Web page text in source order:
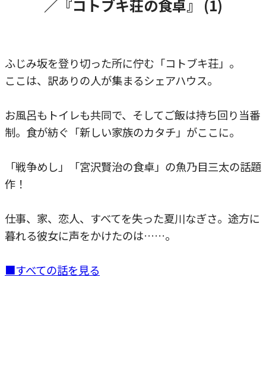
／『コトブキ荘の食卓』 (1)
ふじみ坂を登り切った所に佇む「コトブキ荘」。
ここは、訳ありの人が集まるシェアハウス。
お風呂もトイレも共同で、そしてご飯は持ち回り当番
制。食が紡ぐ「新しい家族のカタチ」がここに。
「戦争めし」「宮沢賢治の食卓」の魚乃目三太の話題
作！
仕事、家、恋人、すべてを失った夏川なぎさ。途方に
暮れる彼女に声をかけたのは……。
■すべての話を見る